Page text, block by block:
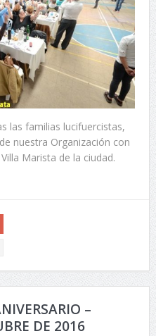
las familias lucifuercistas,
nuestra Organización con
Marista de la ciudad.
–
DE 2016